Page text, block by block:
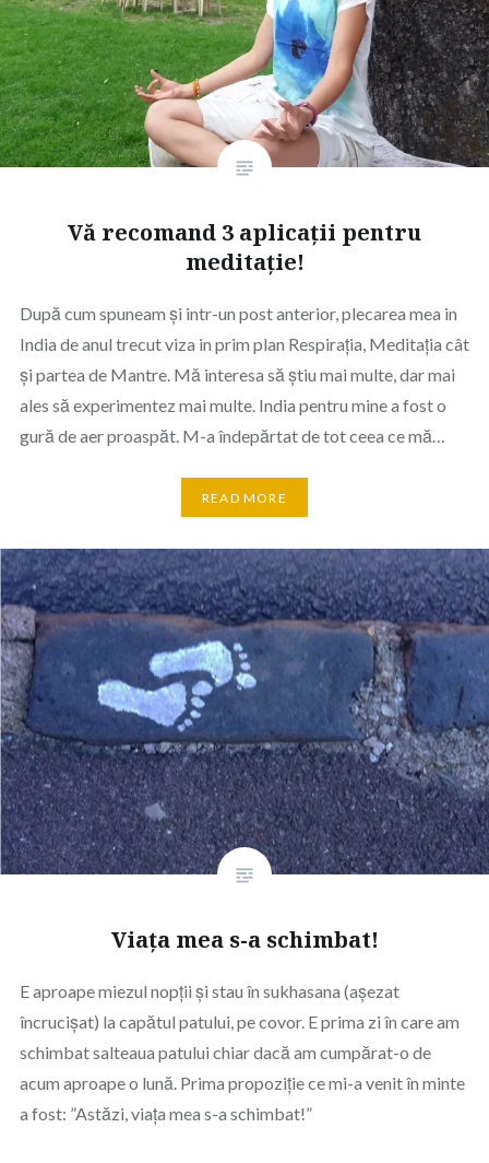
Vă recomand 3 aplicații pentru
meditație!
După cum spuneam și intr-un post anterior, plecarea mea in
India de anul trecut viza in prim plan Respirația, Meditația cât
și partea de Mantre. Mă interesa să știu mai multe, dar mai
ales să experimentez mai multe. India pentru mine a fost o
gură de aer proaspăt. M-a îndepărtat de tot ceea ce mă…
READ MORE
Viața mea s-a schimbat!
E aproape miezul nopții și stau în sukhasana (așezat
încrucișat) la capătul patului, pe covor. E prima zi în care am
schimbat salteaua patului chiar dacă am cumpărat-o de
acum aproape o lună. Prima propoziție ce mi-a venit în minte
a fost: ”Astăzi, viața mea s-a schimbat!”